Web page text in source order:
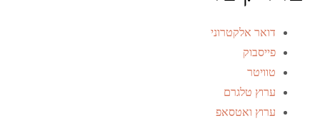
דואר אלקטרוני
פייסבוק
טוויטר
ערוץ טלגרם
ערוץ ואטסאפ